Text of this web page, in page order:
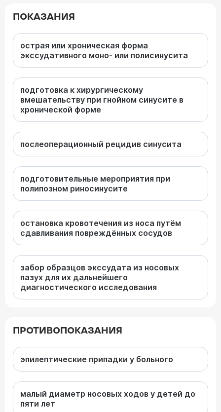
ПОКАЗАНИЯ
острая или хроническая форма
экссудативного моно- или полисинусита
подготовка к хирургическому
вмешательству при гнойном синусите в
хронической форме
послеоперационный рецидив синусита
подготовительные мероприятия при
полипозном риносинусите
остановка кровотечения из носа путём
сдавливания повреждённых сосудов
забор образцов экссудата из носовых
пазух для их дальнейшего
диагностического исследования
ПРОТИВОПОКАЗАНИЯ
эпилептические припадки у больного
малый диаметр носовых ходов у детей до
пяти лет